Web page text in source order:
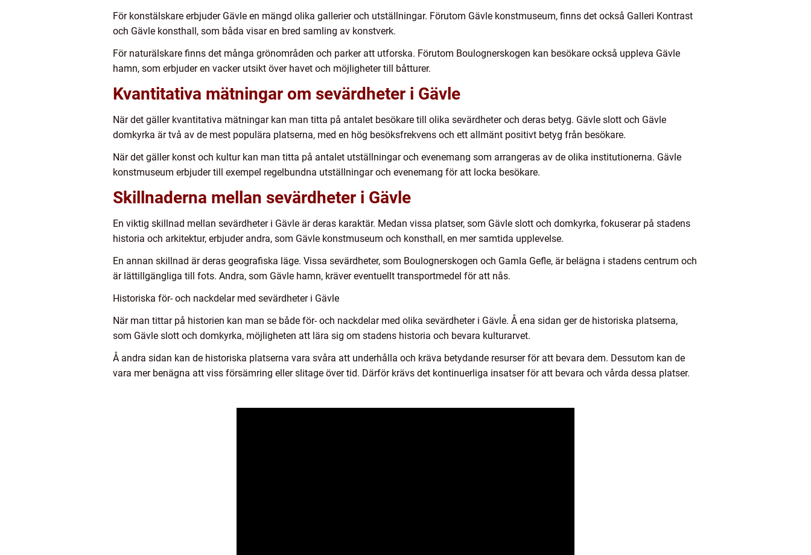
För konstälskare erbjuder Gävle en mängd olika gallerier och utställningar. Förutom Gävle konstmuseum, finns det också Galleri Kontrast
och Gävle konsthall, som båda visar en bred samling av konstverk.
För naturälskare finns det många grönområden och parker att utforska. Förutom Boulognerskogen kan besökare också uppleva Gävle
hamn, som erbjuder en vacker utsikt över havet och möjligheter till båtturer.
Kvantitativa mätningar om sevärdheter i Gävle
När det gäller kvantitativa mätningar kan man titta på antalet besökare till olika sevärdheter och deras betyg. Gävle slott och Gävle
domkyrka är två av de mest populära platserna, med en hög besöksfrekvens och ett allmänt positivt betyg från besökare.
När det gäller konst och kultur kan man titta på antalet utställningar och evenemang som arrangeras av de olika institutionerna. Gävle
konstmuseum erbjuder till exempel regelbundna utställningar och evenemang för att locka besökare.
Skillnaderna mellan sevärdheter i Gävle
En viktig skillnad mellan sevärdheter i Gävle är deras karaktär. Medan vissa platser, som Gävle slott och domkyrka, fokuserar på stadens
historia och arkitektur, erbjuder andra, som Gävle konstmuseum och konsthall, en mer samtida upplevelse.
En annan skillnad är deras geografiska läge. Vissa sevärdheter, som Boulognerskogen och Gamla Gefle, är belägna i stadens centrum och
är lättillgängliga till fots. Andra, som Gävle hamn, kräver eventuellt transportmedel för att nås.
Historiska för- och nackdelar med sevärdheter i Gävle
När man tittar på historien kan man se både för- och nackdelar med olika sevärdheter i Gävle. Å ena sidan ger de historiska platserna,
som Gävle slott och domkyrka, möjligheten att lära sig om stadens historia och bevara kulturarvet.
Å andra sidan kan de historiska platserna vara svåra att underhålla och kräva betydande resurser för att bevara dem. Dessutom kan de
vara mer benägna att viss försämring eller slitage över tid. Därför krävs det kontinuerliga insatser för att bevara och vårda dessa platser.